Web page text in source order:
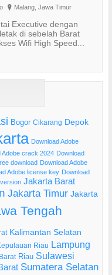
? Malang, Jawa Timur
Executive dengan
di sebelah Barat
Wifi High Speed...
Bogor Cikarang Depok
Download Adobe
Adobe crack 2024 Download
download Download Adobe
Adobe license key Download
Jakarta Barat
Jakarta Timur Jakarta
Tengah
Kalimantan Selatan
Riau Lampung
Riau Sulawesi
Sumatera Selatan